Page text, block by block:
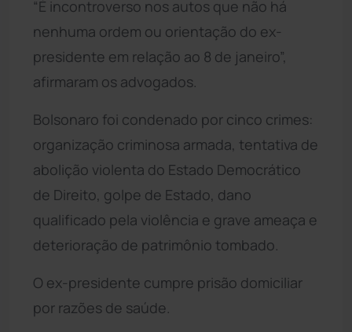
“É incontroverso nos autos que não há
nenhuma ordem ou orientação do ex-
presidente em relação ao 8 de janeiro”,
afirmaram os advogados.
Bolsonaro foi condenado por cinco crimes:
organização criminosa armada, tentativa de
abolição violenta do Estado Democrático
de Direito, golpe de Estado, dano
qualificado pela violência e grave ameaça e
deterioração de patrimônio tombado.
O ex-presidente cumpre prisão domiciliar
por razões de saúde.